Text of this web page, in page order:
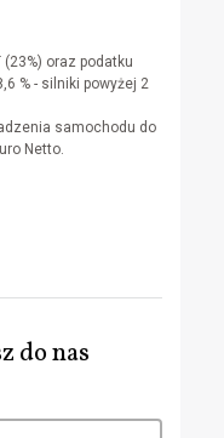
(23%) oraz podatku
% - silniki powyżej 2
samochodu do
Netto.
do nas